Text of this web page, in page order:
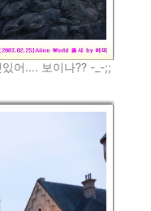
어.... 보이나?? -_-;;